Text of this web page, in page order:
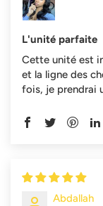
L'unité parfaite
Cette unité est
et la ligne des
fois, je prendrai
Abdallah